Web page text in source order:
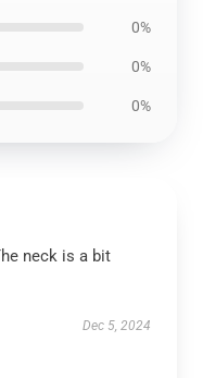
0%
0%
0%
neck is a bit
Dec 5, 2024